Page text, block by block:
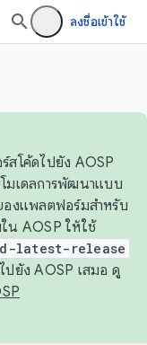
ลงชื่อเข้าใช้
สโค้ดไปยัง AOSP
มเดลการพัฒนาแบบ
องแพลตฟอร์มสำหรับ
น AOSP ให้ใช้
latest-release
ยัง AOSP เสมอ ดู